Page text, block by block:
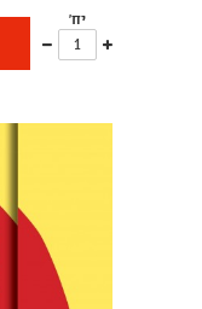
יח'
עוד
אחד
אחד